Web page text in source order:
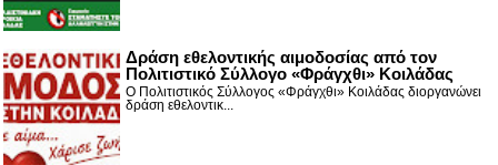
Δράση εθελοντικής αιμοδοσίας από τον
Πολιτιστικό Σύλλογο «Φράγχθι» Κοιλάδας
Ο Πολιτιστικός Σύλλογος «Φράγχθι» Κοιλάδας διοργανώνει
δράση εθελοντικ...